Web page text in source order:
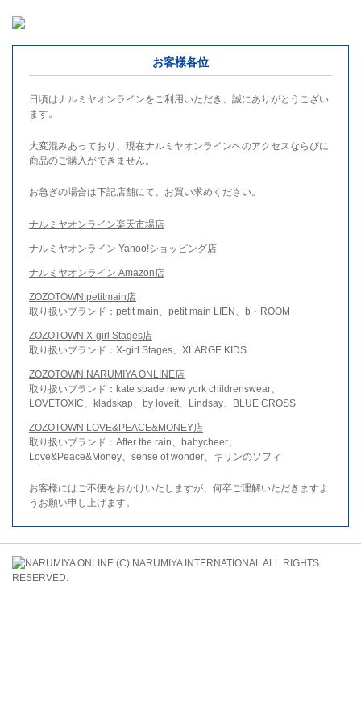
お客様各位
日頃はナルミヤオンラインをご利用いただき、誠にありがとうござい
ます。
大変混みあっており、現在ナルミヤオンラインへのアクセスならびに
商品のご購入ができません。
お急ぎの場合は下記店舗にて、お買い求めください。
ナルミヤオンライン楽天市場店
ナルミヤオンライン Yahoo!ショッピング店
ナルミヤオンライン Amazon店
ZOZOTOWN petitmain店
取り扱いブランド：petit main、petit main LIEN、b・ROOM
ZOZOTOWN X-girl Stages店
取り扱いブランド：X-girl Stages、XLARGE KIDS
ZOZOTOWN NARUMIYA ONLINE店
取り扱いブランド：kate spade new york childrenswear、
LOVETOXIC、kladskap、by loveit、Lindsay、BLUE CROSS
ZOZOTOWN LOVE&PEACE&MONEY店
取り扱いブランド：After the rain、babycheer、
Love&Peace&Money、sense of wonder、キリンのソフィ
お客様にはご不便をおかけいたしますが、何卒ご理解いただきますよ
うお願い申し上げます。